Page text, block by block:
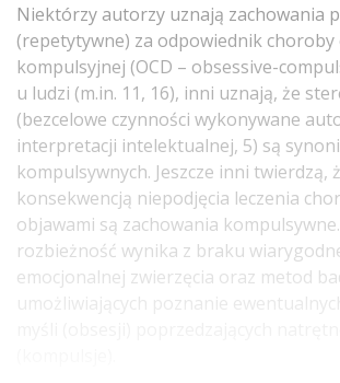
Niektórzy autorzy uznają zachowania
(repetytywne) za odpowiednik choroby
kompulsyjnej (OCD – obsessive-
u ludzi (m.in. 11, 16), inni uznają, że
(bezcelowe czynności wykonywane
interpretacji intelektualnej, 5) są
kompulsywnych. Jeszcze inni twierdzą,
konsekwencją niepodjęcia leczenia
objawami są zachowania
rozbieżność wynika z braku
emocjonalnej zwierzęcia oraz metod
umożliwiających poznanie